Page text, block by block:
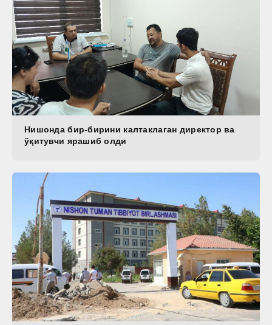
Нишонда бир-бирини калтаклаган директор ва
ўқитувчи ярашиб олди